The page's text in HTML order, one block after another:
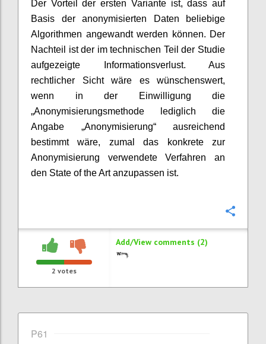
Der Vorteil der ersten Variante ist, dass auf
Basis der anonymisierten Daten beliebige
Algorithmen angewandt werden können. Der
Nachteil ist der im technischen Teil der Studie
aufgezeigte Informationsverlust. Aus
rechtlicher Sicht wäre es wünschenswert,
wenn in der Einwilligung die
„Anonymisierungsmethode lediglich die
Angabe „Anonymisierung“ ausreichend
bestimmt wäre, zumal das konkrete zur
Anonymisierung verwendete Verfahren an
den State of the Art anzupassen ist.
2 votes
Add/View comments (2)
P61